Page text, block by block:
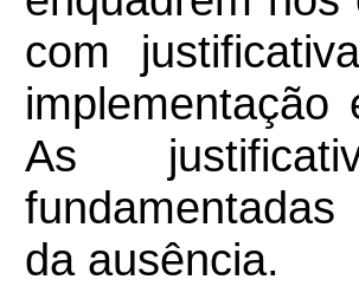
com
As
da ausência.